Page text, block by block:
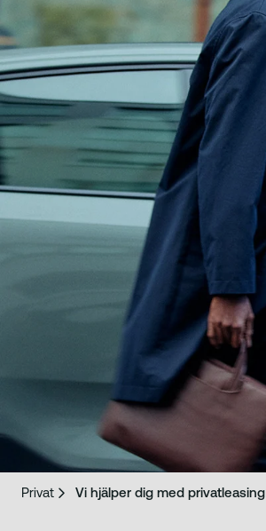
Privat Vi hjälper dig med privatleasing